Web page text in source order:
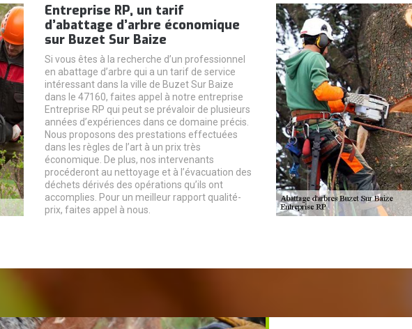
Entreprise RP, un tarif
d’abattage d’arbre économique
sur Buzet Sur Baize
Si vous êtes à la recherche d’un professionnel
en abattage d’arbre qui a un tarif de service
intéressant dans la ville de Buzet Sur Baize
dans le 47160, faites appel à notre entreprise
Entreprise RP qui peut se prévaloir de plusieurs
années d’expériences dans ce domaine précis.
Nous proposons des prestations effectuées
dans les règles de l’art à un prix très
économique. De plus, nos intervenants
procéderont au nettoyage et à l’évacuation des
déchets dérivés des opérations qu’ils ont
accomplies. Pour un meilleur rapport qualité-
prix, faites appel à nous.